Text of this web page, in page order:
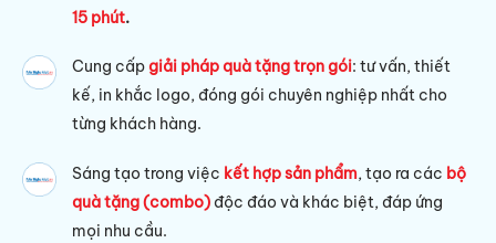
15 phút.
Cung cấpgiải pháp quà tặng trọn gói: tư vấn, thiết
kế, in khắc logo, đóng gói chuyên nghiệp nhất cho
từng khách hàng.
Sáng tạo trong việc kết hợp sản phẩm, tạo ra các bộ
quà tặng (combo) độc đáo và khác biệt, đáp ứng
mọi nhu cầu.